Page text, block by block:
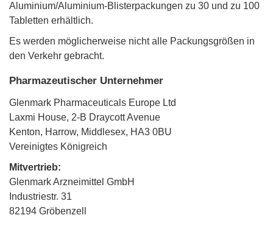
Aluminium/Aluminium-Blisterpackungen zu 30 und zu 100
Tabletten erhältlich.
Es werden möglicherweise nicht alle Packungsgrößen in
den Verkehr gebracht.
Pharmazeutischer Unternehmer
Glenmark Pharmaceuticals Europe Ltd
Laxmi House, 2-B Draycott Avenue
Kenton, Harrow, Middlesex, HA3 0BU
Vereinigtes Königreich
Mitvertrieb:
Glenmark Arzneimittel GmbH
Industriestr. 31
82194 Gröbenzell